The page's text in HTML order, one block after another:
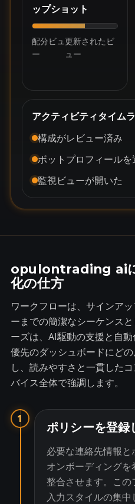
ップショット
配分ビュ
ー
更新されたビ
ュー
アクティビティタイム
構成がレビュー済み
ボットプロフィールを
監視ビューが開いた
opulontrading ai
化の仕方
ワークフローは、サインア
ーまでの簡潔なシーケンス
ーズは、AI駆動の支援と自
優先のダッシュボードにど
し、読みやすさと一貫した
バイス全体で強調します。
1
ポリシーを登録
必要な連絡先情報と
オンボーディング
整合させます。こ
入力スタイルの集